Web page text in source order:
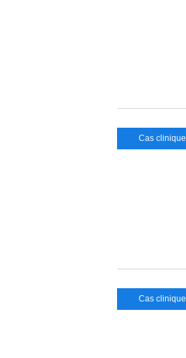
Cas clinique
Cas clinique